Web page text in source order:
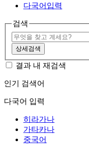
다국어입력
검색
상세검색
결과 내 재검색
인기 검색어
다국어 입력
히라가나
가타카나
중국어